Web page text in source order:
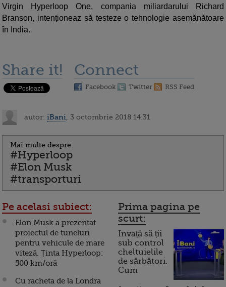
Virgin Hyperloop One, compania miliardarului Richard
Branson, intenționeaz să testeze o tehnologie asemănătoare
în India.
Share it! Connect
Facebook Twitter RSS Feed
autor: iBani , 3 octombrie 2018 14:31
Mai multe despre:
#Hyperloop
#Elon Musk
#transporturi
Pe acelasi subiect:
Elon Musk a prezentat
proiectul de tuneluri
pentru vehicule de mare
viteză. Ținta Hyperloop:
500 km/oră
Cu racheta de la Londra
Prima pagina pe
scurt:
Invață să ții
sub control
cheltuielile
de sărbători.
Cum